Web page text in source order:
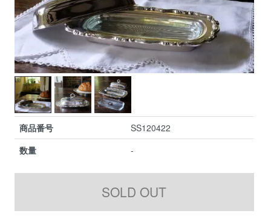
商品番号
SS120422
数量
-